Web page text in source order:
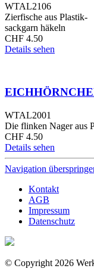
WTAL2106
Zierfische aus Plastik-
sackgarn häkeln
CHF 4.50
Details sehen
WTAL2001
Die flinken Nager aus
CHF 4.50
Details sehen
Navigation
Kontakt
AGB
Impressum
Datenschutz
© Copyright 2026